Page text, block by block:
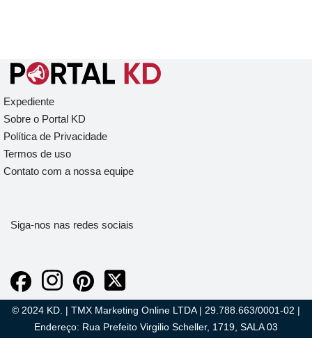
Expediente
Sobre o Portal KD
Política de Privacidade
Termos de uso
Contato com a nossa equipe
Siga-nos nas redes sociais
© 2024 KD. | TMX Marketing Online LTDA | 29.788.663/0001-02 |
Endereço: Rua Prefeito Virgilio Scheller, 1719, SALA 03